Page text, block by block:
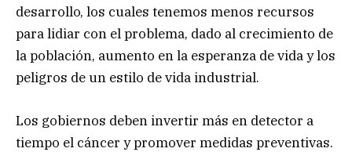
desarrollo, los cuales tenemos menos recursos
para lidiar con el problema, dado al crecimiento de
la población, aumento en la esperanza de vida y los
peligros de un estilo de vida industrial.
Los gobiernos deben invertir más en detector a
tiempo el cáncer y promover medidas preventivas.